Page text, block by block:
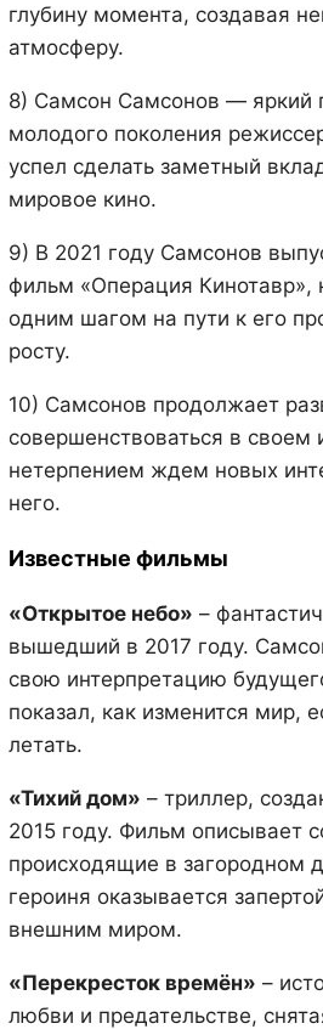
глубину момента, создавая
атмосферу.
8) Самсон Самсонов — яркий
молодого поколения
успел сделать заметный
мировое кино.
9) В 2021 году Самсонов
фильм «Операция Кинотавр»,
одним шагом на пути к его
росту.
10) Самсонов продолжает
совершенствоваться в своем
нетерпением ждем новых
него.
Известные фильмы
«Открытое небо» –
вышедший в 2017 году.
свою интерпретацию
показал, как изменится мир,
летать.
«Тихий дом» – триллер,
2015 году. Фильм описывает
происходящие в загородном
героиня оказывается
внешним миром.
«Перекресток времён» –
любви и предательстве,